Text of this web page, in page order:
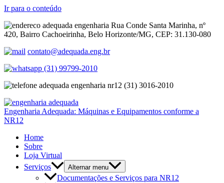
Ir para o conteúdo
Rua Conde Santa Marinha, nº
420, Bairro Cachoeirinha, Belo Horizonte/MG, CEP: 31.130-080
contato@adequada.eng.br
(31) 99799-2010
(31) 3016-2010
Engenharia Adequada: Máquinas e Equipamentos conforme a
NR12
Home
Sobre
Loja Virtual
Serviços
Alternar menu
Documentações e Serviços para NR12